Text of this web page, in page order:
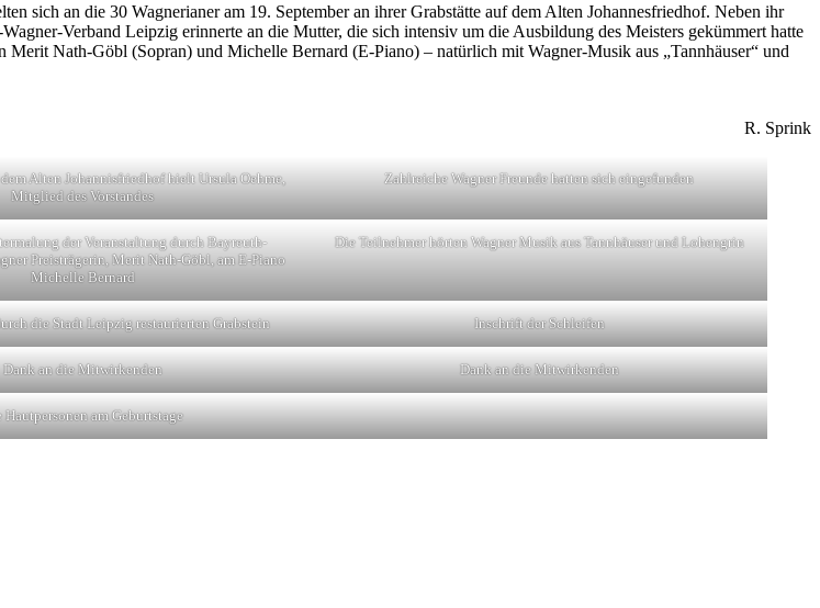
sich an die 30 Wagnerianer am 19. September an ihrer Grabstätte auf dem Alten Johannesfriedhof. Neben ihr
Verband Leipzig erinnerte an die Mutter, die sich intensiv um die Ausbildung des Meisters gekümmert hatte
Nath-Göbl (Sopran) und Michelle Bernard (E-Piano) – natürlich mit Wagner-Musik aus „Tannhäuser“ und
R. Sprink
Alten Johannisfriedhof hielt Ursula Oehme,
Mitglied des Vorstandes
Zahlreiche Wagner Freunde hatten sich eingefunden
der Veranstaltung durch Bayreuth-
Preisträgerin, Merit Nath-Göbl, am E-Piano
Michelle Bernard
Die Teilnehmer hörten Wagner Musik aus Tannhäuser und Lohengrin
die Stadt Leipzig restaurierten Grabstein Inschrift der Schleifen
Dank an die Mitwirkenden Dank an die Mitwirkenden
Hautpersonen am Geburtstage